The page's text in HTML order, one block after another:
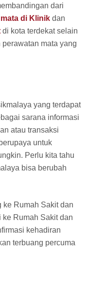
dari
di Klinik dan
di kota terdekat selain
mata yang
yang terdapat
sarana informasi
atau transaksi
untuk
Perlu kita tahu
bisa berubah
ke Rumah Sakit dan
ke Rumah Sakit dan
kehadiran
terbuang percuma